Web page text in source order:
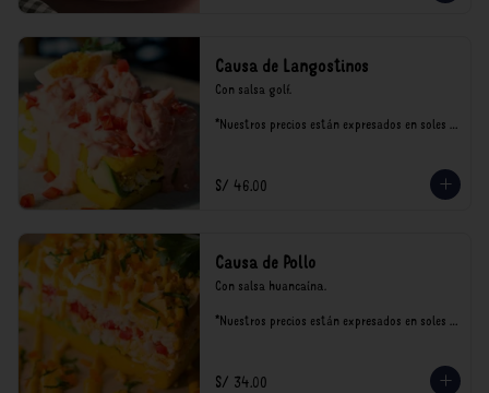
Causa de Langostinos
Con salsa golf.
*Nuestros precios están expresados en soles e
S/ 46.00
Causa de Pollo
Con salsa huancaína.
*Nuestros precios están expresados en soles e
S/ 34.00